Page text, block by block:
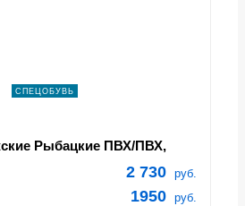
СПЕЦОБУВЬ
Рыбацкие ПВХ/ПВХ,
2 730 руб.
1950 руб.